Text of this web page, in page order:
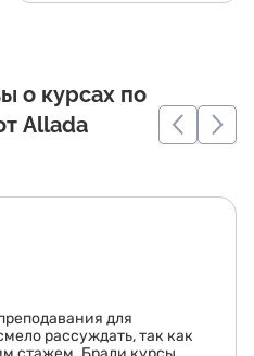
о курсах по
Allada
для
рассуждать, так как